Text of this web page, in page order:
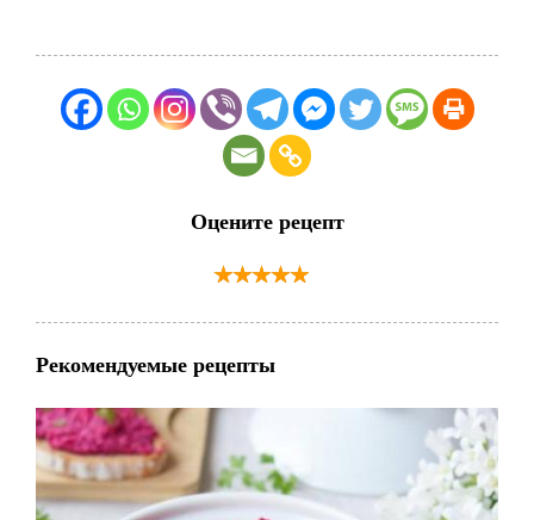
Оцените рецепт
Рекомендуемые рецепты